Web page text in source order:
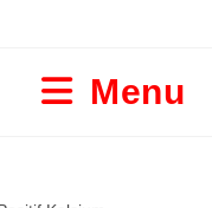
Menu